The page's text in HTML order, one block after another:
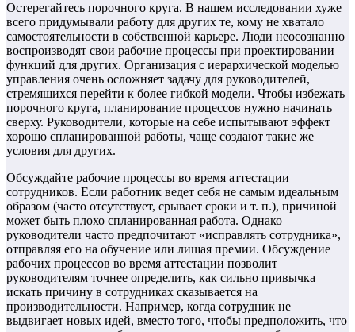
Остерегайтесь порочного круга. В нашем исследовании хуже
всего придумывали работу для других те, кому не хватало
самостоятельности в собственной карьере. Люди неосознанно
воспроизводят свои рабочие процессы при проектировании
функций для других. Организация с иерархической моделью
управления очень осложняет задачу для руководителей,
стремящихся перейти к более гибкой модели. Чтобы избежать
порочного круга, планирование процессов нужно начинать
сверху. Руководители, которые на себе испытывают эффект
хорошо спланированной работы, чаще создают такие же
условия для других.
Обсуждайте рабочие процессы во время аттестации
сотрудников. Если работник ведет себя не самым идеальным
образом (часто отсутствует, срывает сроки и т. п.), причиной
может быть плохо спланированная работа. Однако
руководители часто предпочитают «исправлять сотрудника»,
отправляя его на обучение или лишая премии. Обсуждение
рабочих процессов во время аттестации позволит
руководителям точнее определить, как сильно привычка
искать причину в сотрудниках сказывается на
производительности. Например, когда сотрудник не
выдвигает новых идей, вместо того, чтобы предположить, что